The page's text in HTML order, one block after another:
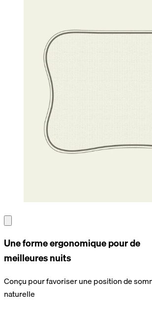
Une forme ergonomique pour de
meilleures nuits
Conçu pour favoriser une position de
naturelle